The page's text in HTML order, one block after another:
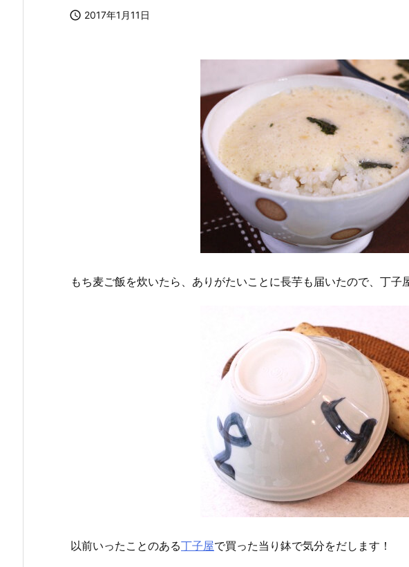
 2017年1月11日
もち麦ご飯を炊いたら、ありがたいことに長芋も届いたので、丁子
以前いったことのある丁子屋で買った当り鉢で気分をだします！